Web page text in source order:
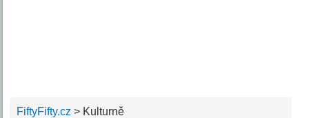
FiftyFifty.cz > Kulturně